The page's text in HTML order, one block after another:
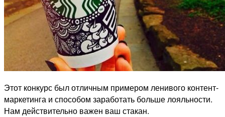
Этот конкурс был отличным примером ленивого контент-
маркетинга и способом заработать больше лояльности.
Нам действительно важен ваш стакан.